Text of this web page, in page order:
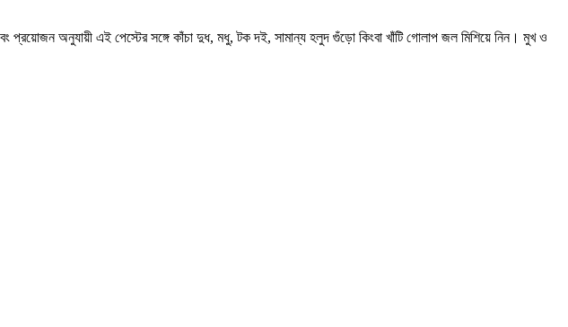
অনুযায়ী এই পেস্টের সঙ্গে কাঁচা দুধ, মধু, টক দই, সামান্য হলুদ গুঁড়ো কিংবা খাঁটি গোলাপ জল মিশিয়ে নিন। মুখ ও